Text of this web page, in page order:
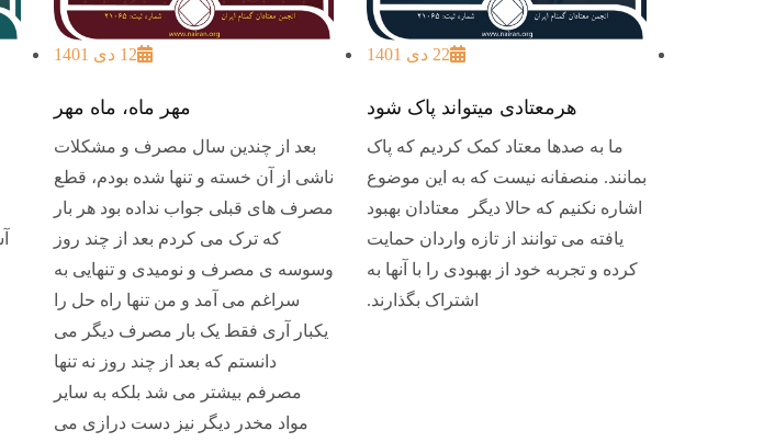
22 دی 1401
هرمعتادی میتواند پاک شود
ما به صدها معتاد کمک کردیم که پاک
بمانند. منصفانه نیست که به این موضوع
اشاره نکنیم که حالا دیگر معتادان بهبود
یافته می توانند از تازه واردان حمایت
کرده و تجربه خود از بهبودی را با آنها به
اشتراک بگذارند.
12 دی 1401
مهر ماه، ماه مهر
بعد از چندین سال مصرف و مشکلات
ناشی از آن خسته و تنها شده بودم، قطع
مصرف های قبلی جواب نداده بود هر بار
که ترک می کردم بعد از چند روز
وسوسه ی مصرف و نومیدی و تنهایی به
سراغم می آمد و من تنها راه حل را
یکبار آری فقط یک بار مصرف دیگر می
دانستم که بعد از چند روز نه تنها
مصرفم بیشتر می شد بلکه به سایر
مواد مخدر دیگر نیز دست درازی می